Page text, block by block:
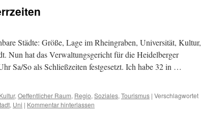
Städte: Größe, Lage im Rheingraben, Universität, Kultur,
Nun hat das Verwaltungsgericht für die Heidelberger
Sa/So als Schließzeiten festgesetzt. Ich habe 32 in …
Kultur, Oeffentlicher Raum, Regio, Soziales, Tourismus | Verschlagwortet
, Uni | Kommentar hinterlassen